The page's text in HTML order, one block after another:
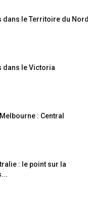
dans le Territoire du Nord
dans le Victoria
: Central
: le point sur la